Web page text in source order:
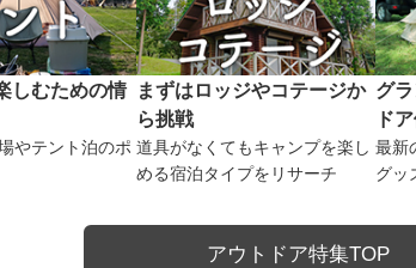
しむための情
やテント泊のポ
まずはロッジやコテージか
ら挑戦
道具がなくてもキャンプを楽し
める宿泊タイプをリサーチ
グ
ド
最新
グッ
アウトドア特集TOP